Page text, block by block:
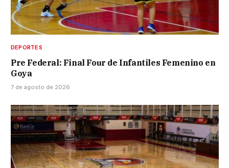
DEPORTES
Pre Federal: Final Four de Infantiles Femenino en
Goya
7 de agosto de 2026